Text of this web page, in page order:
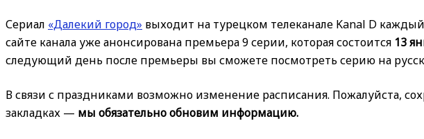
Сериал «Далекий город» выходит на турецком телеканале Kanal D
сайте канала уже анонсирована премьера 9 серии, которая состоится 13
следующий день после премьеры вы сможете посмотреть серию на
В связи с праздниками возможно изменение расписания. Пожалуйста,
закладках — мы обязательно обновим информацию.